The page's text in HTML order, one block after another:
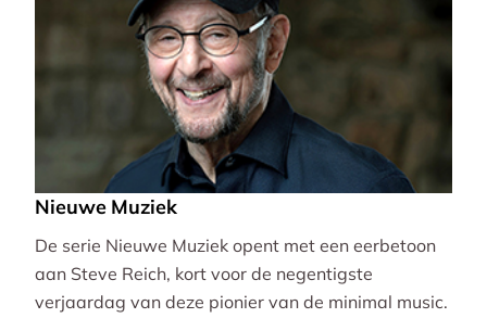
Nieuwe Muziek
De serie Nieuwe Muziek opent met een eerbetoon
aan Steve Reich, kort voor de negentigste
verjaardag van deze pionier van de minimal music.